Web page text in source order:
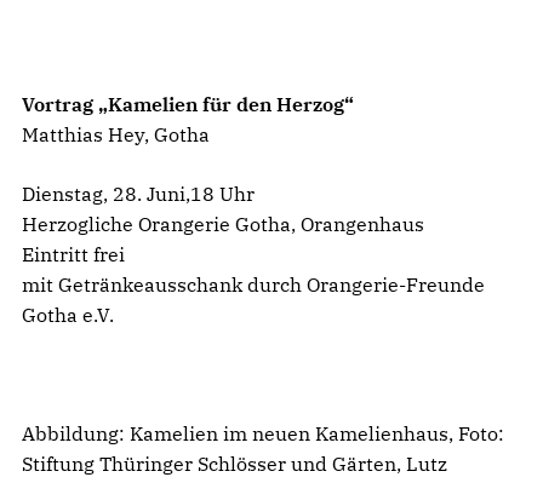
Vortrag „Kamelien für den Herzog“
Matthias Hey, Gotha
Dienstag, 28. Juni,18 Uhr
Herzogliche Orangerie Gotha, Orangenhaus
Eintritt frei
mit Getränkeausschank durch Orangerie-Freunde
Gotha e.V.
Abbildung: Kamelien im neuen Kamelienhaus, Foto:
Stiftung Thüringer Schlösser und Gärten, Lutz